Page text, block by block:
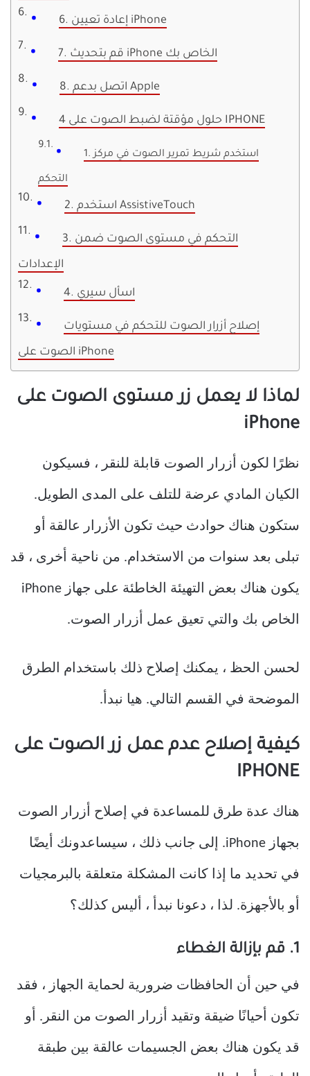
6. إعادة تعيين iPhone
7. قم بتحديث iPhone الخاص بك
8. اتصل بدعم Apple
4 حلول مؤقتة لضبط الصوت على IPHONE
1. استخدم شريط تمرير الصوت في مركز
التحكم
2. استخدم AssistiveTouch
3. التحكم في مستوى الصوت ضمن
الإعدادات
4. اسأل سيري
إصلاح أزرار الصوت للتحكم في مستويات
الصوت على iPhone
لماذا لا يعمل زر مستوى الصوت على
iPhone
نظرًا لكون أزرار الصوت قابلة للنقر ، فسيكون
الكيان المادي عرضة للتلف على المدى الطويل.
ستكون هناك حوادث حيث تكون الأزرار عالقة أو
تبلى بعد سنوات من الاستخدام. من ناحية أخرى ، قد
يكون هناك بعض التهيئة الخاطئة على جهاز iPhone
الخاص بك والتي تعيق عمل أزرار الصوت.
لحسن الحظ ، يمكنك إصلاح ذلك باستخدام الطرق
الموضحة في القسم التالي. هيا نبدأ.
كيفية إصلاح عدم عمل زر الصوت على
IPHONE
هناك عدة طرق للمساعدة في إصلاح أزرار الصوت
بجهاز iPhone. إلى جانب ذلك ، سيساعدونك أيضًا
في تحديد ما إذا كانت المشكلة متعلقة بالبرمجيات
أو بالأجهزة. لذا ، دعونا نبدأ ، أليس كذلك؟
1. قم بإزالة الغطاء
في حين أن الحافظات ضرورية لحماية الجهاز ، فقد
تكون أحيانًا ضيقة وتقيد أزرار الصوت من النقر. أو
قد يكون هناك بعض الجسيمات عالقة بين طبقة